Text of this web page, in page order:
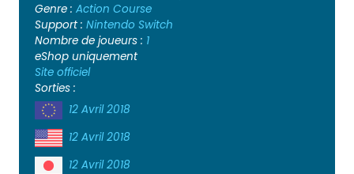
Genre : Action Course
Support : Nintendo Switch
Nombre de joueurs : 1
eShop uniquement
Site officiel
Sorties :
12 Avril 2018
12 Avril 2018
12 Avril 2018